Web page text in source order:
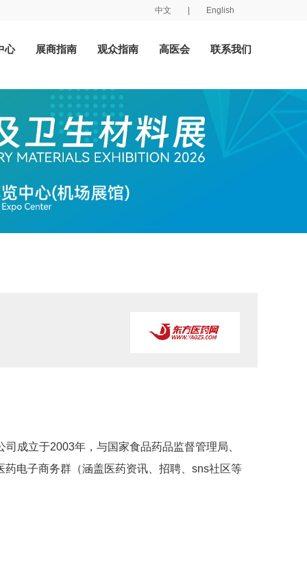
中文 English
心 展商指南 观众指南 高医会 联系我们
成立于2003年，与国家食品药品监督管理局、
电子商务群（涵盖医药资讯、招聘、sns社区等